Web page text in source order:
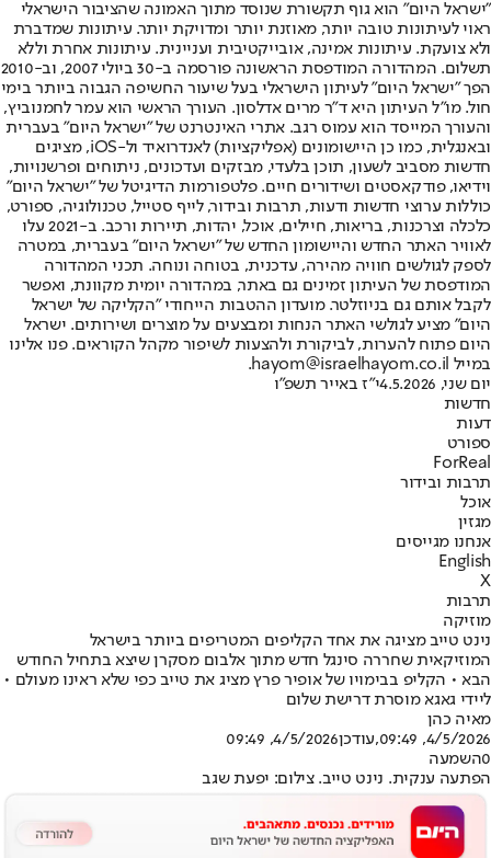
"ישראל היום" הוא גוף תקשורת שנוסד מתוך האמונה שהציבור הישראלי
ראוי לעיתונות טובה יותר, מאוזנת יותר ומדויקת יותר. עיתונות שמדברת
ולא צועקת. עיתונות אמינה, אובייקטיבית ועניינית. עיתונות אחרת וללא
תשלום. המהדורה המודפסת הראשונה פורסמה ב-30 ביולי 2007, וב-2010
הפך "ישראל היום" לעיתון הישראלי בעל שיעור החשיפה הגבוה ביותר בימי
חול. מו"ל העיתון היא ד"ר מרים אדלסון. העורך הראשי הוא עמר לחמנוביץ,
והעורך המייסד הוא עמוס רגב. אתרי האינטרנט של "ישראל היום" בעברית
ובאנגלית, כמו כן היישומונים (אפליקציות) לאנדרואיד ול-iOS, מציגים
חדשות מסביב לשעון, תוכן בלעדי, מבזקים ועדכונים, ניתוחים ופרשנויות,
וידיאו, פודקאסטים ושידורים חיים. פלטפורמות הדיגיטל של "ישראל היום"
כוללות ערוצי חדשות ודעות, תרבות ובידור, לייף סטייל, טכנולוגיה, ספורט,
כלכלה וצרכנות, בריאות, חיילים, אוכל, יהדות, תיירות ורכב. ב-2021 עלו
לאוויר האתר החדש והיישומון החדש של "ישראל היום" בעברית, במטרה
לספק לגולשים חוויה מהירה, עדכנית, בטוחה ונוחה. תכני המהדורה
המודפסת של העיתון זמינים גם באתר, במהדורה יומית מקוונת, ואפשר
לקבל אותם גם בניוזלטר. מועדון ההטבות הייחודי "הקליקה של ישראל
היום" מציע לגולשי האתר הנחות ומבצעים על מוצרים ושירותים. ישראל
היום פתוח להערות, לביקורת ולהצעות לשיפור מקהל הקוראים. פנו אלינו
במייל hayom@israelhayom.co.il.
יום שני, 4.5.2026
י"ז באייר תשפ"ו
חדשות
דעות
ספורט
ForReal
תרבות ובידור
אוכל
מגזין
אנחנו מגייסים
English
X
תרבות
מוזיקה
נינט טייב מציגה את אחד הקליפים המטריפים ביותר בישראל
המוזיקאית שחררה סינגל חדש מתוך אלבום מסקרן שיצא בתחיל החודש
הבא • הקליפ בבימויו של אופיר פרץ מציג את טייב כפי שלא ראינו מעולם •
ליידי גאגא מוסרת דרישת שלום
מאיה כהן
4/5/2026, 09:49
,עודכן4/5/2026, 09:49
0השמעה
הפתעה ענקית. נינט טייב. צילום: יפעת שגב